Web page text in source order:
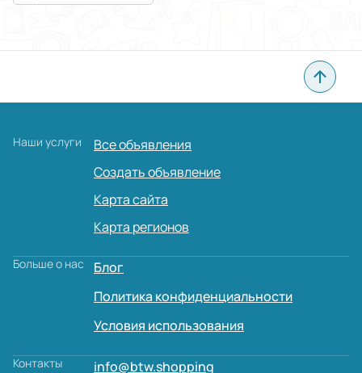
Наши услуги
Все объявления
Создать объявление
Карта сайта
Карта регионов
Больше о нас
Блог
Политика конфиденциальности
Условия использования
Контакты info@btw.shopping